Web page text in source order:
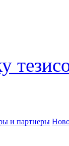
и партнеры